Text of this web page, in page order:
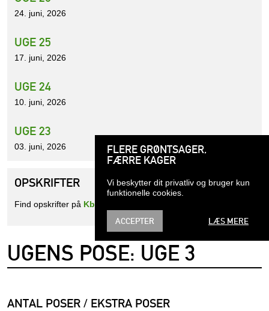
FLERE GRØNTSAGER,
FÆRRE KAGER
Vi beskytter dit privatliv og bruger kun
funktionelle cookies.
ACCEPTER LÆS MERE
UGENS POSE: UGE 3
ANTAL POSER / EKSTRA POSER
24. juni, 2026
UGE 25
17. juni, 2026
UGE 24
10. juni, 2026
UGE 23
03. juni, 2026
OPSKRIFTER
Find opskrifter på Kbhff's helt egen opskriftsside